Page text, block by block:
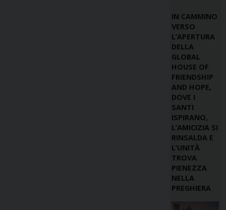
IN CAMMINO
VERSO
L’APERTURA
DELLA
GLOBAL
HOUSE OF
FRIENDSHIP
AND HOPE,
DOVE I
SANTI
ISPIRANO,
L’AMICIZIA SI
RINSALDA E
L’UNITÀ
TROVA
PIENEZZA
NELLA
PREGHIERA